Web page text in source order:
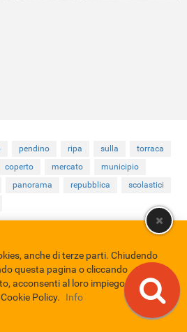
pendino ripa sulla
torraca
coperto mercato
municipio
panorama repubblica
scolastici
Nazionale
Privacy policy
EBAD
Archivio Digitale
anche di terze parti. Chiudendo
questa pagina o cliccando
acconsenti al loro impiego in
Policy.
Info